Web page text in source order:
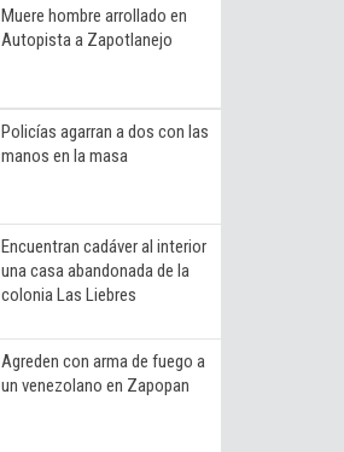
Muere hombre arrollado en
Autopista a Zapotlanejo
Policías agarran a dos con las
manos en la masa
Encuentran cadáver al interior
una casa abandonada de la
colonia Las Liebres
Agreden con arma de fuego a
un venezolano en Zapopan